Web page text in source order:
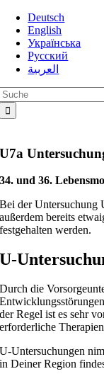
Zum
Inhalt
springen
Deutsch
English
Українська
Русский
العربية
U7a
34. und 36.
Bei der Untersuchung
außerdem bereits
festgehalten werden.
U-
Durch die
der Regel ist es sehr
erforderliche
U-Untersuchungen
in Deiner Region